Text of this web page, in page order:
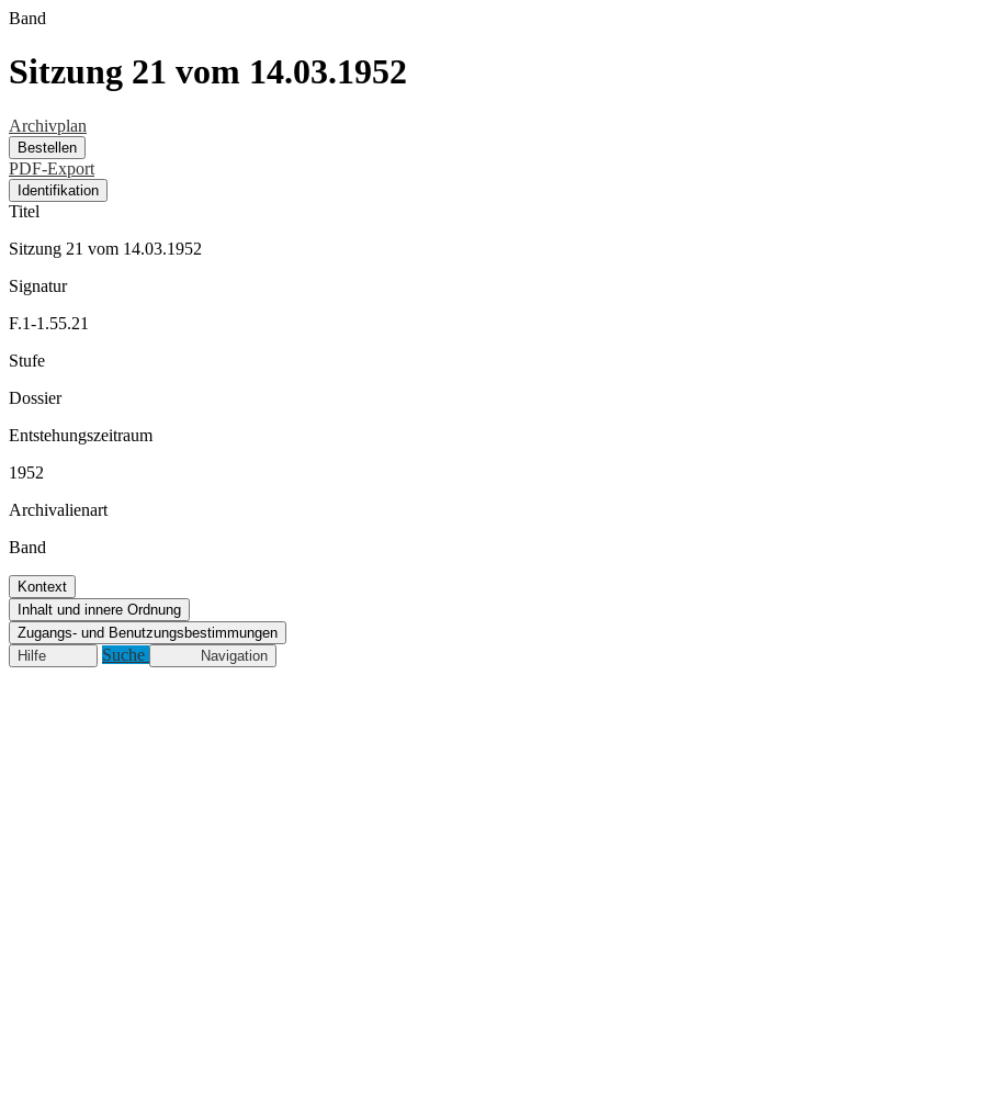
Band
Sitzung 21 vom 14.03.1952
Archivplan
Bestellen
PDF-Export
Identifikation
Titel
Sitzung 21 vom 14.03.1952
Signatur
F.1-1.55.21
Stufe
Dossier
Entstehungszeitraum
1952
Archivalienart
Band
Kontext
Inhalt und innere Ordnung
Zugangs- und Benutzungsbestimmungen
Hilfe
Suche Navigation